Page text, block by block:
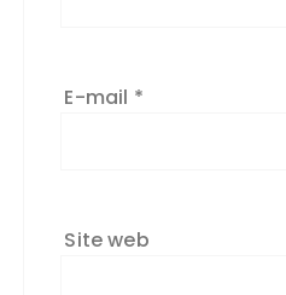
E-mail *
Site web